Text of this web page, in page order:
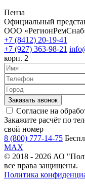
Пенза
Официальный
ООО
+7 (8412) 20-19-41
+7 (927) 363-98-21
корп. 2
Согласие на
Закажите расчёт по
свой номер
8 (800) 777-14-75
MAX
© 2018 - 2026 АО
все права защищены.
Политика